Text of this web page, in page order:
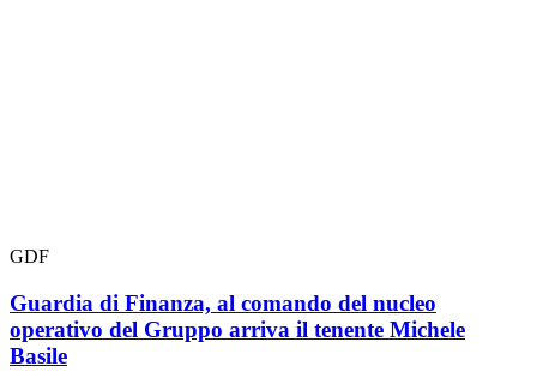
GDF
Guardia di Finanza, al comando del nucleo
operativo del Gruppo arriva il tenente Michele
Basile